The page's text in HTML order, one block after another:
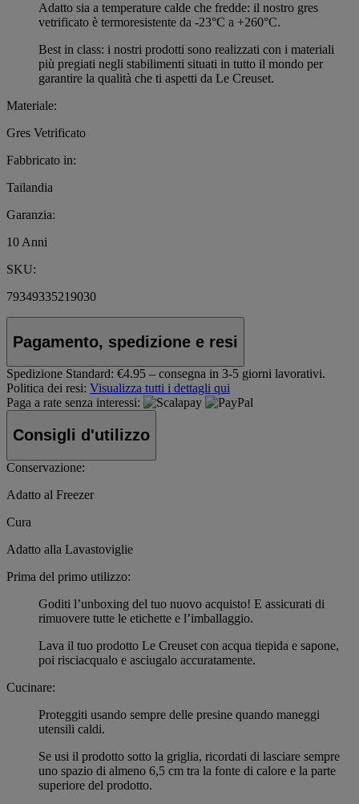
Adatto sia a temperature calde che fredde: il nostro gres
vetrificato è termoresistente da -23°C a +260°C.
Best in class: i nostri prodotti sono realizzati con i materiali
più pregiati negli stabilimenti situati in tutto il mondo per
garantire la qualità che ti aspetti da Le Creuset.
Materiale:
Gres Vetrificato
Fabbricato in:
Tailandia
Garanzia:
10 Anni
SKU:
79349335219030
Pagamento, spedizione e resi
Spedizione Standard: €4.95 – consegna in 3-5 giorni lavorativi.
Politica dei resi: Visualizza tutti i dettagli qui
Paga a rate senza interessi:
Consigli d'utilizzo
Conservazione:
Adatto al Freezer
Cura
Adatto alla Lavastoviglie
Prima del primo utilizzo:
Goditi l’unboxing del tuo nuovo acquisto! E assicurati di
rimuovere tutte le etichette e l’imballaggio.
Lava il tuo prodotto Le Creuset con acqua tiepida e sapone,
poi risciacqualo e asciugalo accuratamente.
Cucinare:
Proteggiti usando sempre delle presine quando maneggi
utensili caldi.
Se usi il prodotto sotto la griglia, ricordati di lasciare sempre
uno spazio di almeno 6,5 cm tra la fonte di calore e la parte
superiore del prodotto.